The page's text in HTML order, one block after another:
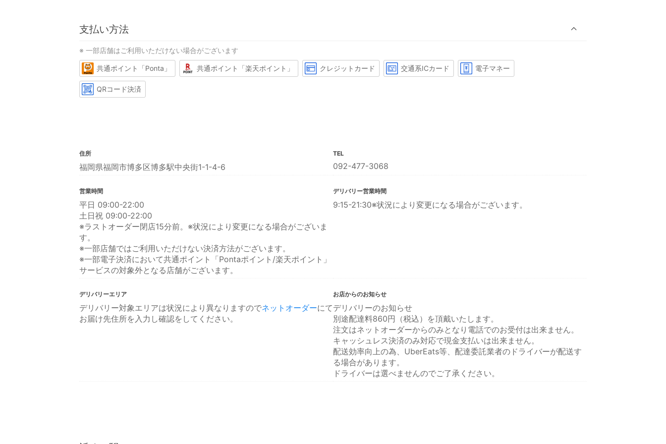
支払い方法
※ 一部店舗はご利用いただけない場合がございます
共通ポイント「Ponta」 共通ポイント「楽天ポイント」 クレジットカード 交通系ICカード 電子マネー
QRコード決済
住所
福岡県福岡市博多区博多駅中央街1-1-4-6
TEL
092-477-3068
営業時間
平日 09:00-22:00
土日祝 09:00-22:00
※ラストオーダー閉店15分前。※状況により変更になる場合がございま
す。
※一部店舗ではご利用いただけない決済方法がございます。
※一部電子決済において共通ポイント「Pontaポイント/楽天ポイント」
サービスの対象外となる店舗がございます。
デリバリー営業時間
9:15-21:30※状況により変更になる場合がございます。
デリバリーエリア
デリバリー対象エリアは状況により異なりますのでネットオーダーにて
お届け先住所を入力し確認をしてください。
お店からのお知らせ
デリバリーのお知らせ
別途配達料860円（税込）を頂戴いたします。
注文はネットオーダーからのみとなり電話でのお受付は出来ません。
キャッシュレス決済のみ対応で現金支払いは出来ません。
配送効率向上の為、UberEats等、配達委託業者のドライバーが配送す
る場合があります。
ドライバーは選べませんのでご了承ください。